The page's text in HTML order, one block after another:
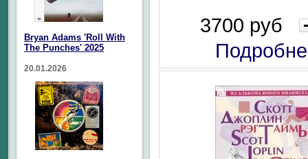
3700 руб
Bryan Adams 'Roll With
The Punches' 2025
20.01.2026